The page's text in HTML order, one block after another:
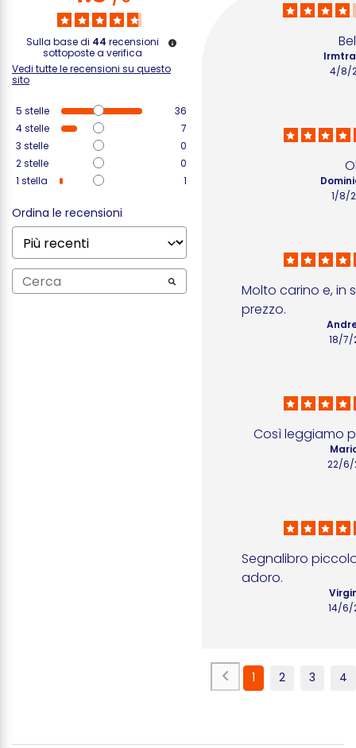
Sulla base di 44 recensioni
sottoposte a verifica
Vedi tutte le recensioni su questo
sito
5 stelle
36
4stelle
7
3 stelle
0
2stelle
0
1 stella 1
Ordina le recensioni
4/8/
1/8/
Molto carino e, in
prezzo.
18/7/
Così leggiamo
22/6/
Segnalibro
adoro.
14/6/
1 2 3 4